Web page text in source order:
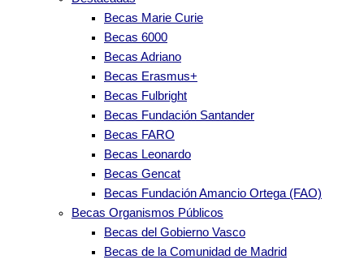
Becas Marie Curie
Becas 6000
Becas Adriano
Becas Erasmus+
Becas Fulbright
Becas Fundación Santander
Becas FARO
Becas Leonardo
Becas Gencat
Becas Fundación Amancio Ortega (FAO)
Becas Organismos Públicos
Becas del Gobierno Vasco
Becas de la Comunidad de Madrid